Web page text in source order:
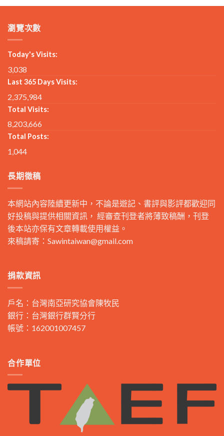
瀏覽次數
Today's Visits:
3,038
Last 365 Days Visits:
2,375,984
Total Visits:
8,203,666
Total Posts:
1,044
長期徵稿
本網站內容陸續更新中，不論是遊記、書評與影評都歡迎同
好投稿與提供相關資訊， 經審查刊登者將薄致稿酬，刊登
後本站亦保有文章轉載使用權益。
來稿請寄： Sawintaiwan@gmail.com
捐款資訊
戶名：台灣南亞研究協會陳牧民
銀行：台灣銀行群賢分行
帳號：162001007457
合作單位